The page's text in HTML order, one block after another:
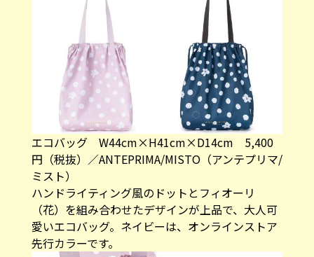
エコバッグ W44cm×H41cm×D14cm 5,400
円（税抜）／ANTEPRIMA/MISTO（アンテプリマ/
ミスト）
ハンドライティング風のドットとフィオーリ
（花）を組み合わせたデザインが上品で、大人可
愛いエコバッグ。ネイビーは、オンラインストア
先行カラーです。